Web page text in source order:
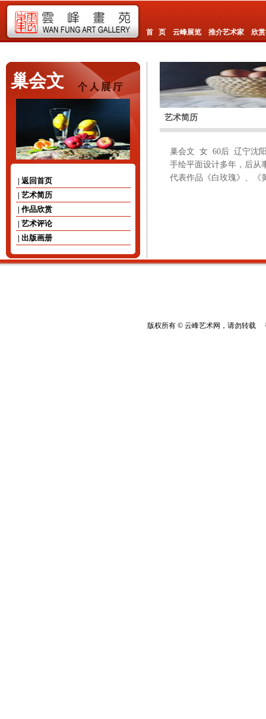
首 页 云峰展览 推介艺术家 欣
巢会文
| 返回首页
| 艺术简历
| 作品欣赏
| 艺术评论
| 出版画册
艺术简历
巢会文 女 60后 辽宁沈
手绘平面设计多年，后从
代表作品《白玫瑰》、《
版权所有 © 云峰艺术网，请勿转载